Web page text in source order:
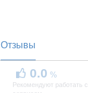
Отзывы
0.0 %
Рекомендуют работать с